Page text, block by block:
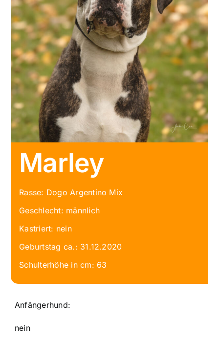
Marley
Rasse: Dogo Argentino Mix
Geschlecht: männlich
Kastriert: nein
Geburtstag ca.: 31.12.2020
Schulterhöhe in cm: 63
Anfängerhund:
nein